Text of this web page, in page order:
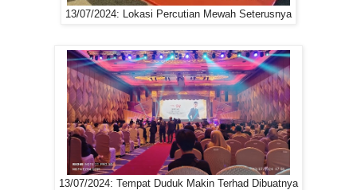
13/07/2024: Lokasi Percutian Mewah Seterusnya
13/07/2024: Tempat Duduk Makin Terhad Dibuatnya